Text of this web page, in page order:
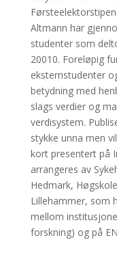
Altmann har
studenter som
20010. Foreløpig
eksternstudenter
betydning med
slags verdier og
verdisystem.
stykke unna men
kort presentert på
arrangeres av
Hedmark,
Lillehammer, som
mellom
forskning) og på